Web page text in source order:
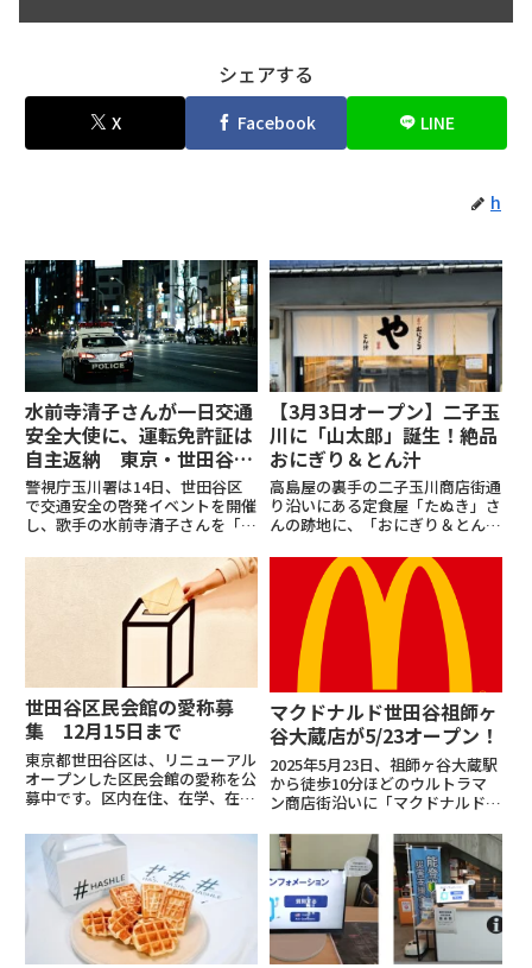
シェアする
X Facebook LINE
h
水前寺清子さんが一日交通
安全大使に、運転免許証は
自主返納 東京・世田谷で
啓発イベント
警視庁玉川署は14日、世田谷区
で交通安全の啓発イベントを開催
し、歌手の水前寺清子さんを「一
た。水前寺さんは免許証の自主返
納経験を語り、公共交通の割引が
受けられる「運転経歴証明書」を
紹介。代表曲を披露し、約300
【3月3日オープン】二子玉
川に「山太郎」誕生！絶品
おにぎり＆とん汁
高島屋の裏手の二子玉川商店街通
り沿いにある定食屋「たぬき」さ
んの跡地に、「おにぎり＆とん
司ヶ谷店に続き2店舗目。公式情
世田谷区民会館の愛称募
集 12月15日まで
東京都世田谷区は、リニューアル
オープンした区民会館の愛称を公
募中です。区内在住、在学、在勤
応募を受け付けます。応募方法は
区のHPや投票箱、郵送で対応し
ます。詳しい記事の内容はこちら
から（引用元）
マクドナルド世田谷祖師ヶ
谷大蔵店が5/23オープン！
2025年5月23日、祖師ヶ谷大蔵駅
から徒歩10分ほどのウルトラマ
ン商店街沿いに「マクドナルド祖
ン！場所はサミットとウェルシア
の間で、買い物途中や用事の合間
に立ち寄りやすい便利な立地。地
域の新たな憩いの場として...